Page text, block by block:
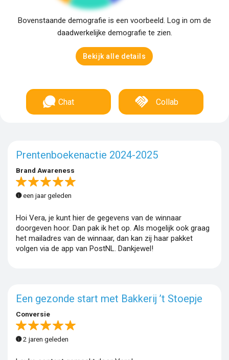
Bovenstaande demografie is een voorbeeld. Log in om de
daadwerkelijke demografie te zien.
Bekijk alle details
Chat Collab
Prentenboekenactie 2024-2025
Brand Awareness
een jaar geleden
Hoi Vera, je kunt hier de gegevens van de winnaar
doorgeven hoor. Dan pak ik het op. Als mogelijk ook graag
het mailadres van de winnaar, dan kan zij haar pakket
volgen via de app van PostNL. Dankjewel!
Een gezonde start met Bakkerij ’t Stoepje
Conversie
2 jaren geleden